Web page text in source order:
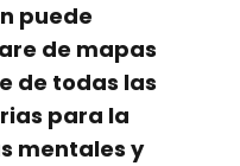
puede
de mapas
de todas las
para la
mentales y